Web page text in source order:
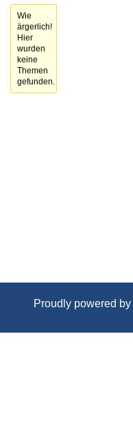
Wie
ärgerlich!
Hier
wurden
keine
Themen
gefunden.
Proudly powered by